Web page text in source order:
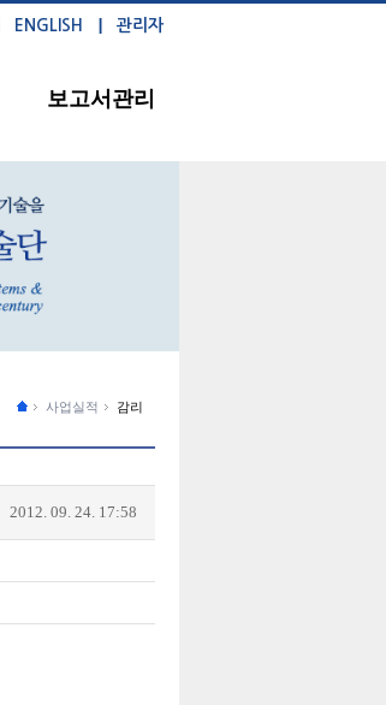
ENGLISH 관리자
보고서관리
사업실적 감리
2012. 09. 24. 17:58